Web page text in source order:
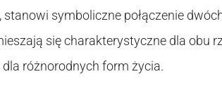
stanowi symboliczne połączenie
się charakterystyczne dla obu
różnorodnych form życia.